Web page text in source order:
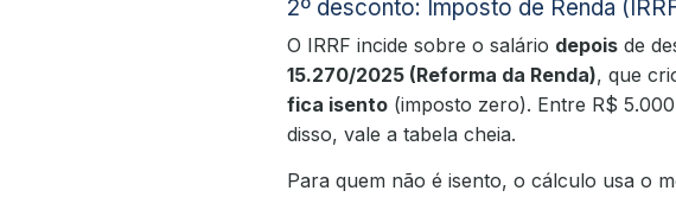
2º desconto: Imposto de Renda
O IRRF incide sobre o salário depois de
15.270/2025 (Reforma da Renda), que
fica isento (imposto zero). Entre R$
disso, vale a tabela cheia.
Para quem não é isento, o cálculo usa o